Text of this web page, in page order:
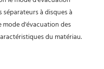
à disques à
mode d'évacuation des
du matériau.